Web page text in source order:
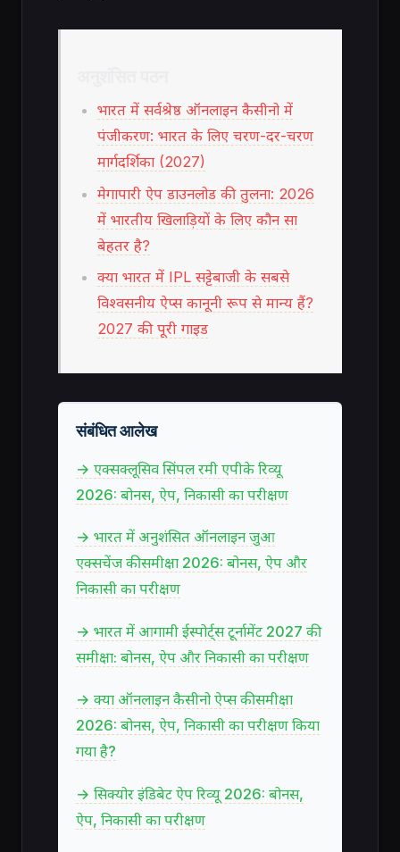
भारत में सर्वश्रेष्ठ ऑनलाइन कैसीनो में
पंजीकरण: भारत के लिए चरण-दर-चरण
मार्गदर्शिका (2027)
मेगापारी ऐप डाउनलोड की तुलना: 2026
में भारतीय खिलाड़ियों के लिए कौन सा
बेहतर है?
क्या भारत में IPL सट्टेबाजी के सबसे
विश्वसनीय ऐप्स कानूनी रूप से मान्य हैं?
2027 की पूरी गाइड
संबंधित आलेख
→ एक्सक्लूसिव सिंपल रमी एपीके रिव्यू
2026: बोनस, ऐप, निकासी का परीक्षण
→ भारत में अनुशंसित ऑनलाइन जुआ
एक्सचेंज की समीक्षा 2026: बोनस, ऐप और
निकासी का परीक्षण
→ भारत में आगामी ईस्पोर्ट्स टूर्नामेंट 2027 की
समीक्षा: बोनस, ऐप और निकासी का परीक्षण
→ क्या ऑनलाइन कैसीनो ऐप्स की समीक्षा
2026: बोनस, ऐप, निकासी का परीक्षण किया
गया है?
→ सिक्योर इंडिबेट ऐप रिव्यू 2026: बोनस,
ऐप, निकासी का परीक्षण